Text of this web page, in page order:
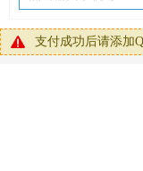
支付成功后请添加